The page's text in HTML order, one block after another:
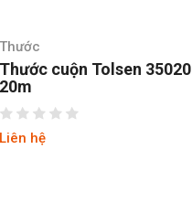
Thước
Thước kéo 2 mặt cao cấp
Asaki AK-2710
Liên hệ